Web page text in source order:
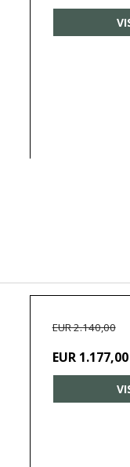
EUR 2.140,00
EUR 1.177,00